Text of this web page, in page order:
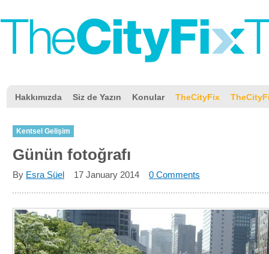
Hakkımızda Siz de Yazın Konular TheCityFix
Kentsel Gelişim
Günün fotoğrafı
By Esra Süel 17 January 2014 0 Comments